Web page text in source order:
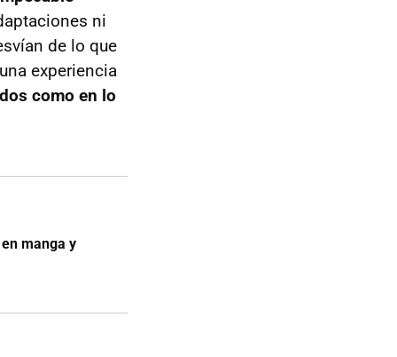
ni
de lo que
experiencia
como en lo
manga y